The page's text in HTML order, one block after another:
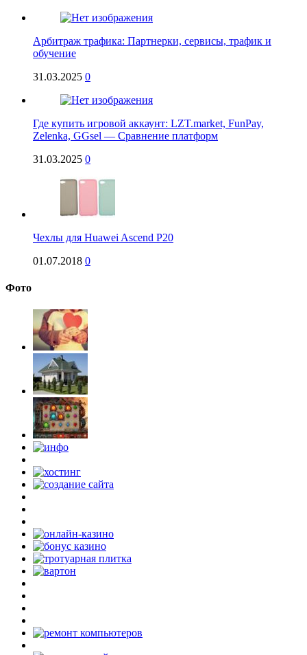
Арбитраж трафика: Партнерки, сервисы, трафик и
обучение
31.03.2025 0
Где купить игровой аккаунт: LZT.market, FunPay,
Zelenka, GGsel — Сравнение платформ
31.03.2025 0
Чехлы для Huawei Ascend P20
01.07.2018 0
Фото